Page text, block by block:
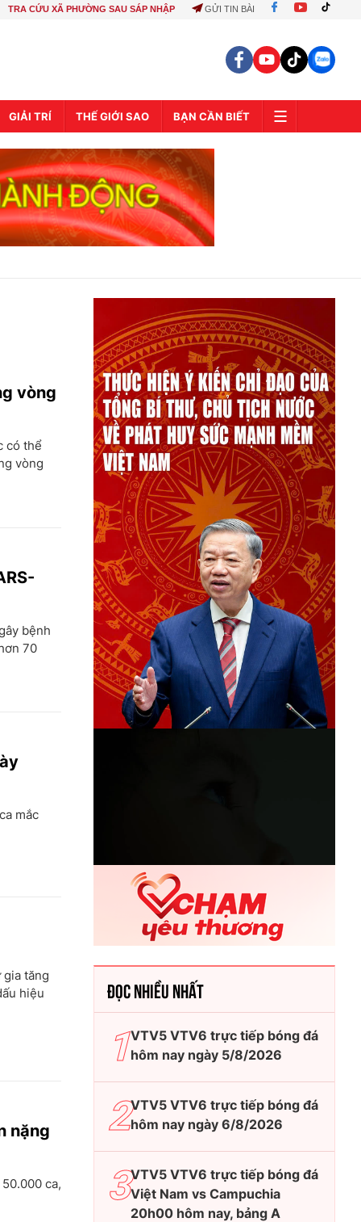
TRA CỨU XÃ PHƯỜNG SAU SÁP NHẬP GỬI TIN BÀI
GIẢI TRÍ THẾ GIỚI SAO BẠN CẦN BIẾT
vòng
có thể
vòng
bệnh
70
mắc
tăng
hiệu
nặng
ca,
ĐỌC NHIỀU NHẤT
VTV5 VTV6 trực tiếp bóng đá
hôm nay ngày 5/8/2026
VTV5 VTV6 trực tiếp bóng đá
hôm nay ngày 6/8/2026
VTV5 VTV6 trực tiếp bóng đá
Việt Nam vs Campuchia
20h00 hôm nay, bảng A